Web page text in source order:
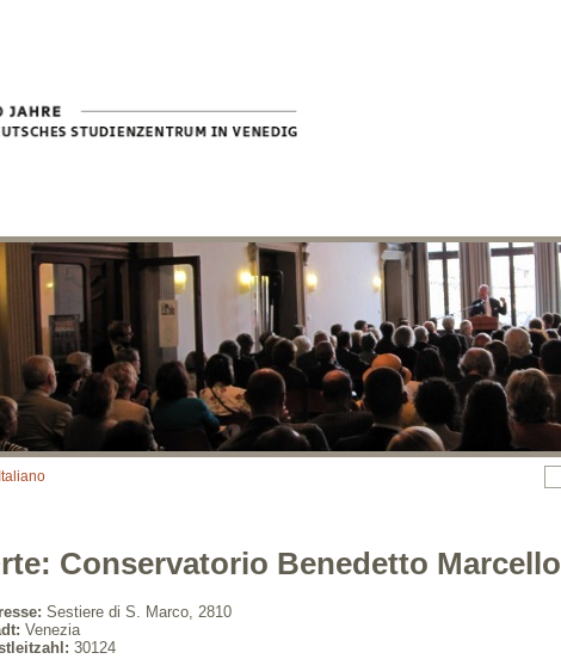
Italiano
Conservatorio Benedetto Marcello
Sestiere di S. Marco, 2810
Venezia
30124